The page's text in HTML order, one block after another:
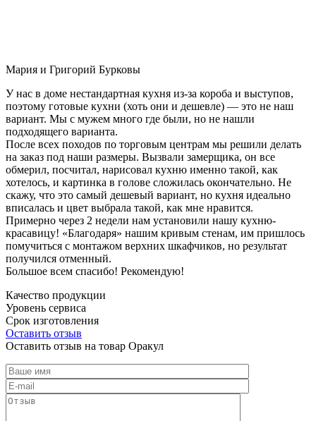
Мария и Григорий Бурковы
У нас в доме нестандартная кухня из-за короба и выступов,
поэтому готовые кухни (хоть они и дешевле) — это не наш
вариант. Мы с мужем много где были, но не нашли
подходящего варианта.
После всех походов по торговым центрам мы решили делать
на заказ под наши размеры. Вызвали замерщика, он все
обмерил, посчитал, нарисовал кухню именно такой, как
хотелось, и картинка в голове сложилась окончательно. Не
скажу, что это самый дешевый вариант, но кухня идеально
вписалась и цвет выбрала такой, как мне нравится.
Примерно через 2 недели нам установили нашу кухню-
красавицу! «Благодаря» нашим кривым стенам, им пришлось
помучиться с монтажом верхних шкафчиков, но результат
получился отменный.
Большое всем спасибо! Рекомендую!
Качество продукции
Уровень сервиса
Срок изготовления
Оставить отзыв
Оставить отзыв на товар Оракул